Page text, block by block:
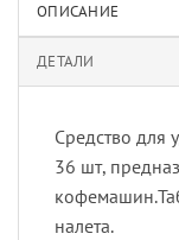
ОПИСАНИЕ
ДЕТАЛИ
Средство для
36 шт,
налета.